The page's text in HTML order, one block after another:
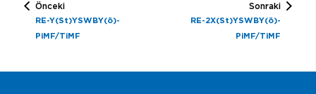
Önceki
RE-Y(St)YSWBY(ö)-
PiMF/TiMF
Sonraki
RE-2X(St)YSWBY(ö)-
PiMF/TiMF